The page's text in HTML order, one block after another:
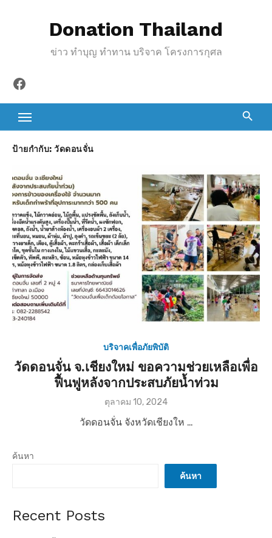
Donation Thailand
ข่าว ทำบุญ ทำทาน บริจาค โครงการกุศล
Facebook
ป้ายกำกับ: วัดดอนจั่น
บริจาคเพื่อภัยพิบัติ
วัดดอนจั่น จ.เชียงใหม่ ขอความช่วยเหลือเพื่อ
ฟื้นฟูหลังจากประสบภัยน้ำท่วม
P
s
ตุลาคม 10, 2024
วัดดอนจั่น จังหวัดเชียงให …
ค้นหา
ค้นหา
Recent Posts